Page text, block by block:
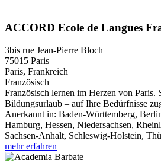
ACCORD Ecole de Langues
3bis rue Jean-Pierre Bloch
75015 Paris
Paris, Frankreich
Französisch
Französisch lernen im Herzen von Paris.
Bildungsurlaub – auf Ihre Bedürfnisse
Anerkannt in: Baden-Württemberg,
Hamburg, Hessen, Niedersachsen,
Sachsen-Anhalt, Schleswig-Holstein,
mehr erfahren